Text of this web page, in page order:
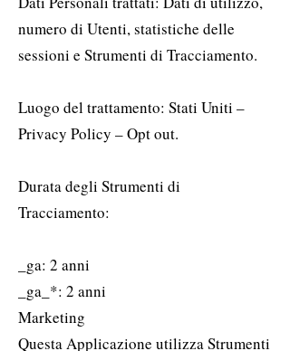
numero di Utenti, statistiche delle
sessioni e Strumenti di Tracciamento.
Luogo del trattamento: Stati Uniti –
Privacy Policy – Opt out.
Durata degli Strumenti di
Tracciamento:
_ga: 2 anni
_ga_*: 2 anni
Marketing
Questa Applicazione utilizza Strumenti